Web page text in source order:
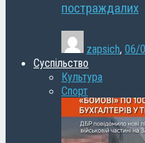
постраждалих
zapsich, 06/
Суспільство
Культура
Спорт